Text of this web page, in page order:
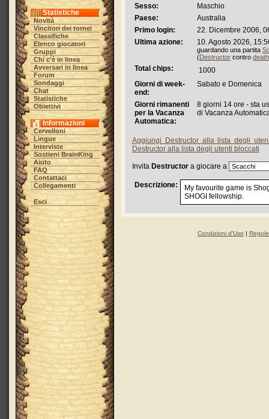
Statistiche
Novità
Vincitori dei tornei
Classifiche
Elenco giocatori
Gruppi
Chi c'è in linea
Avversari in linea
Forum
Sondaggi
Chat
Statistiche
Obiettivi
Informazioni
Cervelloni
Lingue
Interviste
Sostieni BrainKing
Aiuto
FAQ
Contattaci
Collegamenti
Esci
Sesso:
Maschio
Paese:
Australia
Primo login:
22. Dicembre 2006,
Ultima azione:
10. Agosto 2026,
guardando una partita
(Destructor contro
Total chips:
1000
Giorni di week-
end:
Sabato e Domenica
Giorni rimanenti
per la Vacanza
Automatica:
8 giorni 14 ore - sta
di Vacanza
Aggiungi Destructor alla lista degli
Destructor alla lista degli utenti bloccati
Invita Destructor a giocare a
Descrizione:
My favourite game is
SHOGI fellowship.
Condizioni d'Uso |